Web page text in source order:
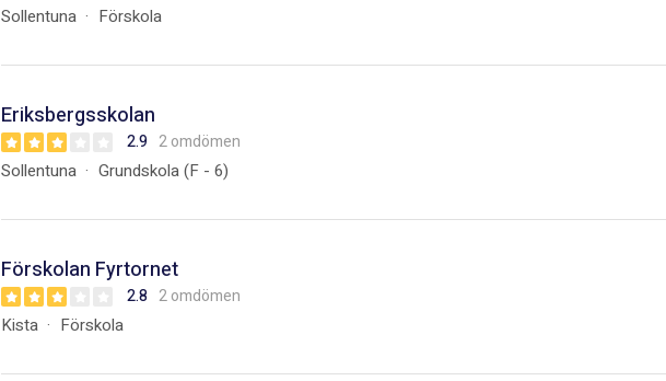
Sollentuna Förskola
Eriksbergsskolan
2.9 2 omdömen
Sollentuna Grundskola (F - 6)
Förskolan Fyrtornet
2.8 2 omdömen
Kista Förskola